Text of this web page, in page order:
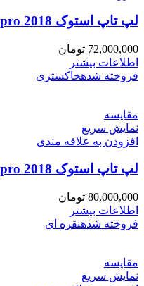
لپ تاپ استوک Macbook pro 2018
72,000,000 تومان
اطلاعات بیشتر
فروخته شدهخاکستری
مقايسه
نمایش سریع
افزودن به علاقه مندی
لپ تاپ استوک Macbook pro 2018
80,000,000 تومان
اطلاعات بیشتر
فروخته شدهنقره ای
مقايسه
نمایش سریع